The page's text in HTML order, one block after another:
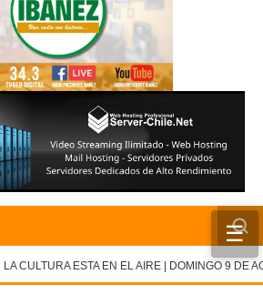
☰
LA CULTURA ESTA EN EL AIRE | DOMINGO 9 DE